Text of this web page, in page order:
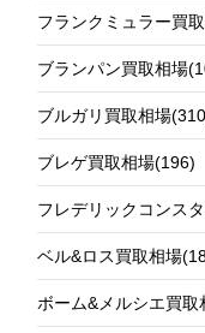
フランクミュラー買
ブランパン買取相場
ブルガリ買取相場
ブレゲ買取相場(196)
フレデリックコンス
ベル&ロス買取相場
ボーム&メルシエ買取